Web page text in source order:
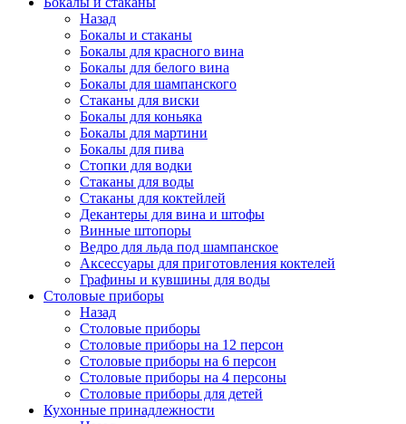
Назад
Бокалы и стаканы
Бокалы для красного вина
Бокалы для белого вина
Бокалы для шампанского
Стаканы для виски
Бокалы для коньяка
Бокалы для мартини
Бокалы для пива
Стопки для водки
Стаканы для воды
Стаканы для коктейлей
Декантеры для вина и штофы
Винные штопоры
Ведро для льда под шампанское
Аксессуары для приготовления коктелей
Графины и кувшины для воды
Столовые приборы
Назад
Столовые приборы
Столовые приборы на 12 персон
Столовые приборы на 6 персон
Столовые приборы на 4 персоны
Столовые приборы для детей
Кухонные принадлежности